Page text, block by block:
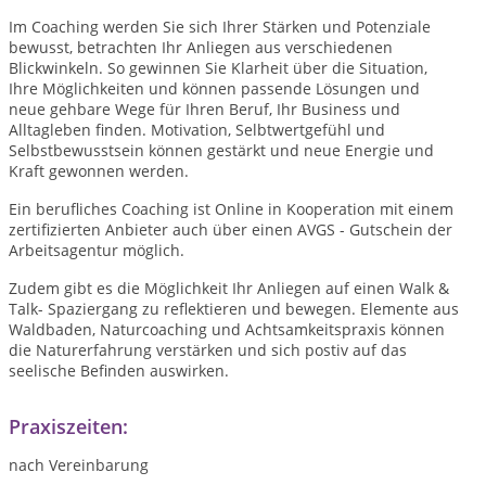
Im Coaching werden Sie sich Ihrer Stärken und Potenziale
bewusst, betrachten Ihr Anliegen aus verschiedenen
Blickwinkeln. So gewinnen Sie Klarheit über die Situation,
Ihre Möglichkeiten und können passende Lösungen und
neue gehbare Wege für Ihren Beruf, Ihr Business und
Alltagleben finden. Motivation, Selbtwertgefühl und
Selbstbewusstsein können gestärkt und neue Energie und
Kraft gewonnen werden.
Ein berufliches Coaching ist Online in Kooperation mit einem
zertifizierten Anbieter auch über einen AVGS - Gutschein der
Arbeitsagentur möglich.
Zudem gibt es die Möglichkeit Ihr Anliegen auf einen Walk &
Talk- Spaziergang zu reflektieren und bewegen. Elemente aus
Waldbaden, Naturcoaching und Achtsamkeitspraxis können
die Naturerfahrung verstärken und sich postiv auf das
seelische Befinden auswirken.
Praxiszeiten:
nach Vereinbarung